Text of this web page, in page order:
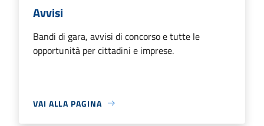
Avvisi
Bandi di gara, avvisi di concorso e tutte le
opportunità per cittadini e imprese.
VAI ALLA PAGINA